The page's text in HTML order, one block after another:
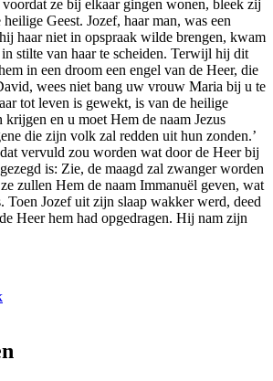
ze bij elkaar gingen wonen, bleek zij
Geest. Jozef, haar man, was een
haar niet in opspraak wilde brengen, kwam
stilte van haar te scheiden. Terwijl hij dit
in een droom een engel van de Heer, die
wees niet bang uw vrouw Maria bij u te
tot leven is gewekt, is van de heilige
krijgen en u moet Hem de naam Jezus
die zijn volk zal redden uit hun zonden.’
vervuld zou worden wat door de Heer bij
is: Zie, de maagd zal zwanger worden
zullen Hem de naam Immanuël geven, wat
Toen Jozef uit zijn slaap wakker werd, deed
Heer hem had opgedragen. Hij nam zijn